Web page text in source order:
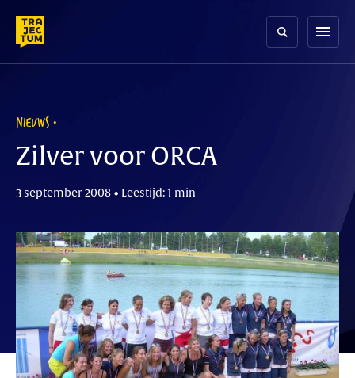
content
menu
NIEUWS
Zilver voor ORCA
3 september 2008 • Leestijd: 1 min